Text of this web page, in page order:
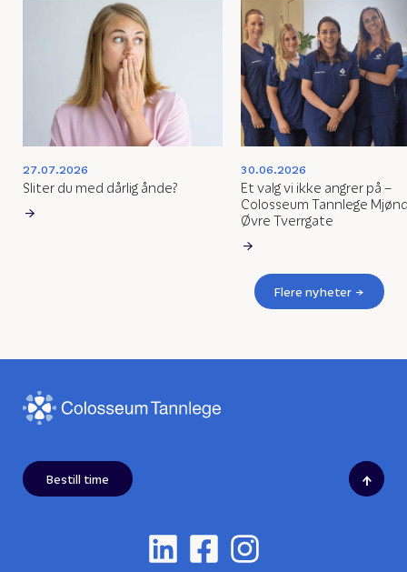
27.07.2026
Sliter du med dårlig ånde?
30.06.2026
Et valg vi ikke angrer på –
Colosseum Tannlege
Øvre Tverrgate
Flere nyheter
Bestill time ↑